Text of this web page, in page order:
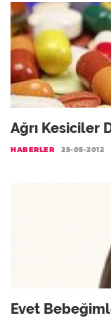
Ağrı Kesiciler
HABERLER 25-05-2012
Evet